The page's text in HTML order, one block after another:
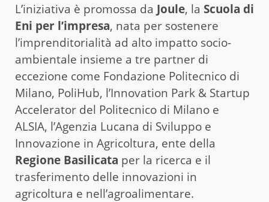
L’iniziativa è promossa da Joule, la Scuola di
Eni per l’impresa, nata per sostenere
l’imprenditorialità ad alto impatto socio-
ambientale insieme a tre partner di
eccezione come Fondazione Politecnico di
Milano, PoliHub, l’Innovation Park & Startup
Accelerator del Politecnico di Milano e
ALSIA, l’Agenzia Lucana di Sviluppo e
Innovazione in Agricoltura, ente della
Regione Basilicata per la ricerca e il
trasferimento delle innovazioni in
agricoltura e nell’agroalimentare.